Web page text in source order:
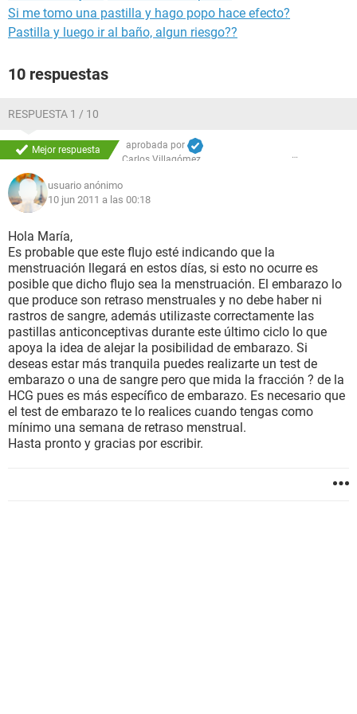
Si me tomo una pastilla y hago popo hace efecto?
Pastilla y luego ir al baño, algun riesgo??
10 respuestas
RESPUESTA 1 / 10
Mejor respuesta
aprobada por
Carlos Villagómez
usuario anónimo
10 jun 2011 a las 00:18
Hola María,
Es probable que este flujo esté indicando que la
menstruación llegará en estos días, si esto no ocurre es
posible que dicho flujo sea la menstruación. El embarazo lo
que produce son retraso menstruales y no debe haber ni
rastros de sangre, además utilizaste correctamente las
pastillas anticonceptivas durante este último ciclo lo que
apoya la idea de alejar la posibilidad de embarazo. Si
deseas estar más tranquila puedes realizarte un test de
embarazo o una de sangre pero que mida la fracción ? de la
HCG pues es más específico de embarazo. Es necesario que
el test de embarazo te lo realices cuando tengas como
mínimo una semana de retraso menstrual.
Hasta pronto y gracias por escribir.